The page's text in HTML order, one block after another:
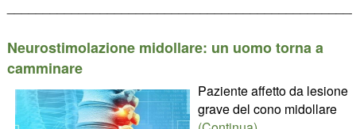
Neurostimolazione midollare: un uomo torna a
camminare
Paziente affetto da lesione
grave del cono midollare